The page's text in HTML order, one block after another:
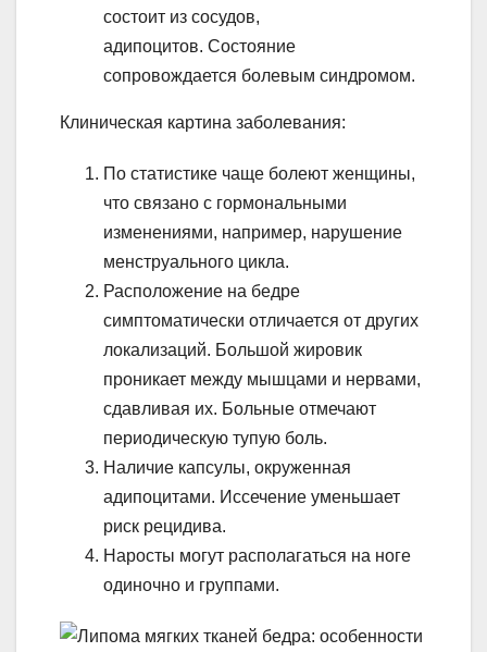
состоит из сосудов,
адипоцитов. Состояние
сопровождается болевым синдромом.
Клиническая картина заболевания:
По статистике чаще болеют женщины,
что связано с гормональными
изменениями, например, нарушение
менструального цикла.
Расположение на бедре
симптоматически отличается от других
локализаций. Большой жировик
проникает между мышцами и нервами,
сдавливая их. Больные отмечают
периодическую тупую боль.
Наличие капсулы, окруженная
адипоцитами. Иссечение уменьшает
риск рецидива.
Наросты могут располагаться на ноге
одиночно и группами.